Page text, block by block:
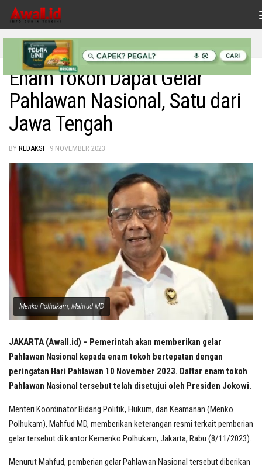
Skip to content
INDONESIAKU/NASIONAL
Enam Tokoh Dapat Gelar
Pahlawan Nasional, Satu dari
Jawa Tengah
BY REDAKSI · 9 NOVEMBER 2023
Menko Polhukam, Mahfud MD
JAKARTA (Awall.id) – Pemerintah akan memberikan gelar
Pahlawan Nasional kepada enam tokoh bertepatan dengan
peringatan Hari Pahlawan 10 November 2023. Daftar enam tokoh
Pahlawan Nasional tersebut telah disetujui oleh Presiden Jokowi.
Menteri Koordinator Bidang Politik, Hukum, dan Keamanan (Menko
Polhukam), Mahfud MD, memberikan keterangan resmi terkait pemberian
gelar tersebut di kantor Kemenko Polhukam, Jakarta, Rabu (8/11/2023).
Menurut Mahfud, pemberian gelar Pahlawan Nasional tersebut diberikan